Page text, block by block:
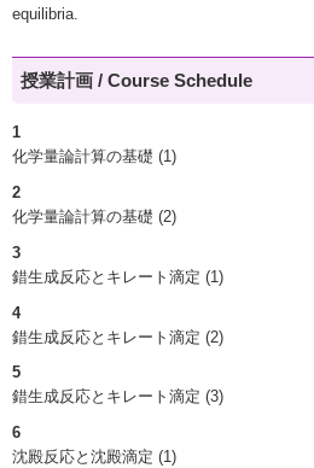
equilibria.
授業計画 / Course Schedule
1
化学量論計算の基礎 (1)
2
化学量論計算の基礎 (2)
3
錯生成反応とキレート滴定 (1)
4
錯生成反応とキレート滴定 (2)
5
錯生成反応とキレート滴定 (3)
6
沈殿反応と沈殿滴定 (1)